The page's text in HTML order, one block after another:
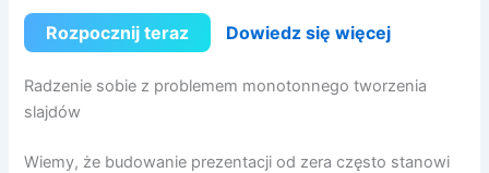
Rozpocznij teraz Dowiedz się więcej
Radzenie sobie z problemem monotonnego tworzenia
slajdów
Wiemy, że budowanie prezentacji od zera często stanowi